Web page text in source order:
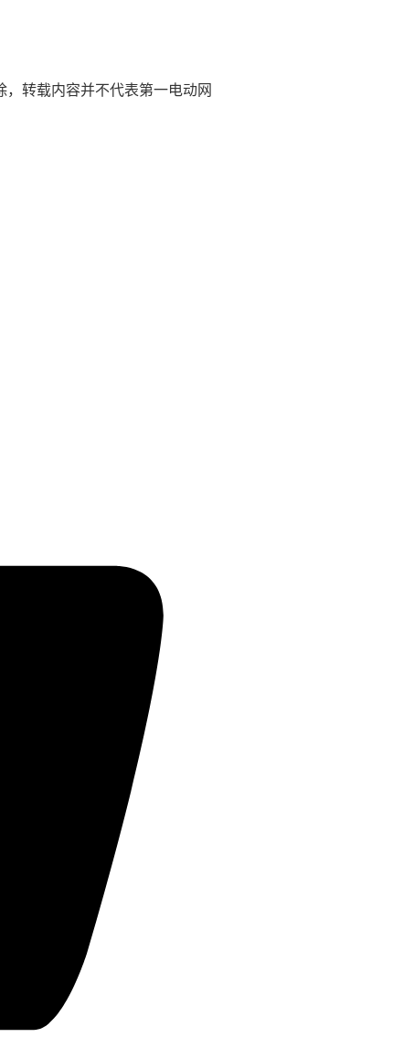
转载内容并不代表第一电动网